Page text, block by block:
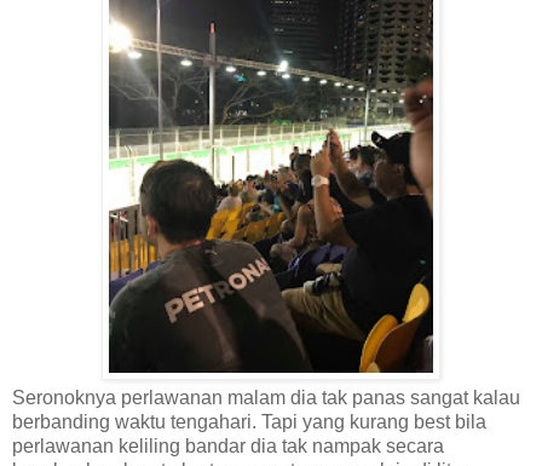
Seronoknya perlawanan malam dia tak panas sangat kalau
berbanding waktu tengahari. Tapi yang kurang best bila
perlawanan keliling bandar dia tak nampak secara